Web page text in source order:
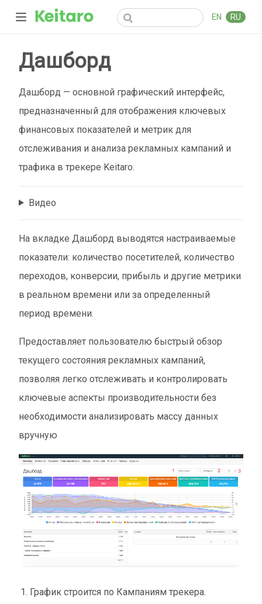
EN RU
Дашборд
Дашборд — основной графический интерфейс,
предназначенный для отображения ключевых
финансовых показателей и метрик для
отслеживания и анализа рекламных кампаний и
трафика в трекере Keitaro.
Видео
На вкладке Дашборд выводятся настраиваемые
показатели: количество посетителей, количество
переходов, конверсии, прибыль и другие метрики
в реальном времени или за определенный
период времени.
Предоставляет пользователю быстрый обзор
текущего состояния рекламных кампаний,
позволяя легко отслеживать и контролировать
ключевые аспекты производительности без
необходимости анализировать массу данных
вручную
График строится по Кампаниям трекера.